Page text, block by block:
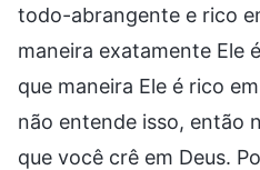
todo-abrangente e rico
maneira exatamente Ele
que maneira Ele é rico
não entende isso, então
que você crê em Deus.